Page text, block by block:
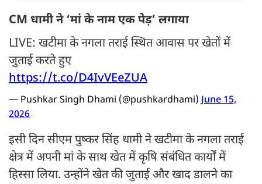
CM धामी ने ‘मां के नाम एक पेड़’ लगाया
LIVE: खटीमा के नगला तराई स्थित आवास पर खेतों में
जुताई करते हुए
https://t.co/D4IvVEeZUA
— Pushkar Singh Dhami (@pushkardhami)June 15,
2026
इसी दिन सीएम पुष्कर सिंह धामी ने खटीमा के नगला तराई
क्षेत्र में अपनी मां के साथ खेत में कृषि संबंधित कार्यों में
हिस्सा लिया. उन्होंने खेत की जुताई और खाद डालने का